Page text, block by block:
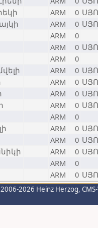
ARM 0
ARM 0
ARM
0
ARM 0
ARM
0
ARM 0
ARM 0
ARM 0
ARM 0
ARM
0
ARM 0
ARM 0
ARM 0
ARM
0
ARM 0
2026 Heinz Herzog,